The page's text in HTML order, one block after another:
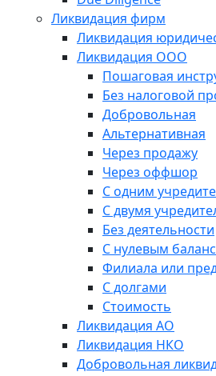
Ликвидация фирм
Ликвидация
Ликвидация ООО
Пошаговая
Без налоговой
Добровольная
Альтернативная
Через продажу
Через оффшор
С одним
С двумя
Без деятельности
С нулевым
Филиала или
С долгами
Стоимость
Ликвидация АО
Ликвидация НКО
Добровольная